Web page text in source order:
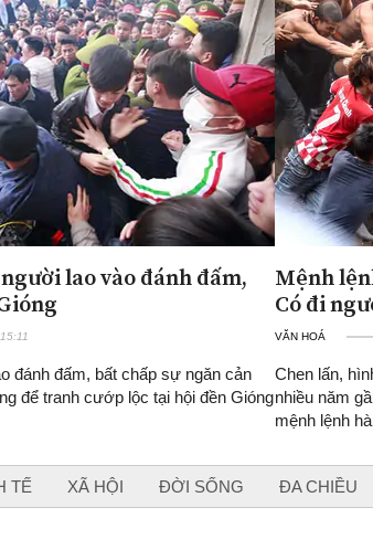
lao vào đánh đấm,
đánh đấm, bất chấp sự ngăn cản
để tranh cướp lộc tại hội đền Gióng
Mệnh
Có đi
VĂN HOÁ
Chen lấn,
nhiều năm
mệnh lệnh
TẾ XÃ HỘI ĐỜI SỐNG ĐA CHIỀU